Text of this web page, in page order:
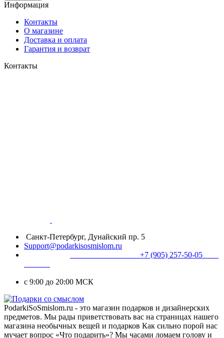
Информация
Контакты
О магазине
Доставка и оплата
Гарантия и возврат
Контакты
Санкт-Петербург, Дунайский пр. 5
Support@podarkisosmislom.ru
+7 (905) 257-50-05
с 9:00 до 20:00 МСК
PodarkiSoSmislom.ru - это магазин подарков и дизайнерских
предметов. Мы рады приветствовать вас на страницах нашего
магазина необычных вещей и подарков Как сильно порой нас
мучает вопрос «Что подарить»? Мы часами ломаем голову и